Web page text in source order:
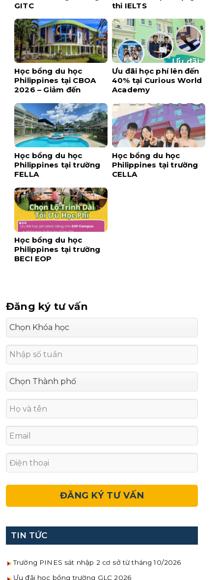
GITC
thi IELTS
Học bổng du học
Philippines tại CBOA
2026 – Giảm đến
sớm
Ưu đãi học phí lên đến
40% tại Curious World
Academy
Học bổng du học
Philippines tại trường
FELLA
Học bổng du học
Philippines tại trường
CELLA
Học bổng du học
Philippines tại trường
BECI EOP
Đăng ký tư vấn
TIN TỨC
Trường PINES sát nhập 2 cơ sở từ tháng 10/2026
Ưu đãi học bổng trường GLC 2026